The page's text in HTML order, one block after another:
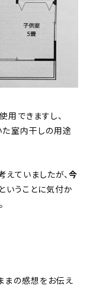
できますし、
た室内干しの用途
ていましたが、今
ということに気付か
まの感想をお伝え